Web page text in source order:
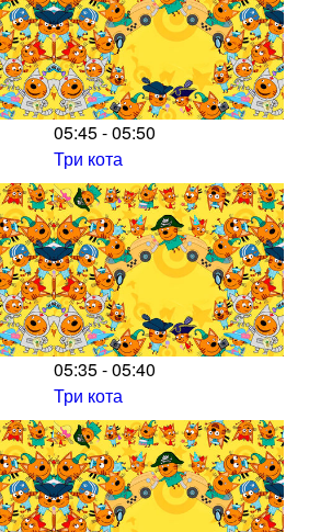
05:45 - 05:50
Три кота
05:35 - 05:40
Три кота